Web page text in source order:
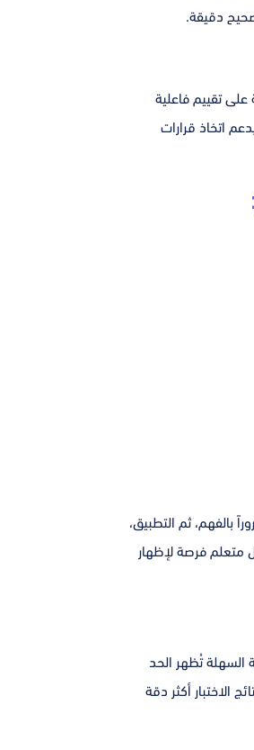
دقيقة.
تقييم فاعلية
اتخاذ قرارات
بالفهم، ثم التطبيق،
متعلم فرصة لإظهار
السهلة تُظهر الحد
الاختبار أكثر دقة